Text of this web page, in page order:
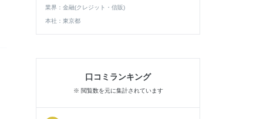
業界： 金融(クレジット・信販)
本社： 東京都
口コミランキング
※ 閲覧数を元に集計されています